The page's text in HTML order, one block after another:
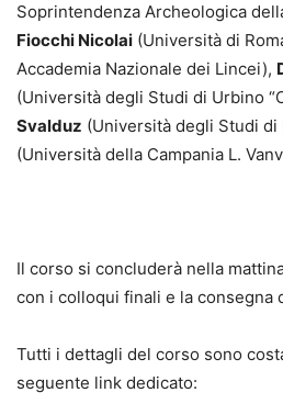
Soprintendenza Archeologica
Fiocchi Nicolai (Università di
Accademia Nazionale dei Lincei),
(Università degli Studi di Urbino
Svalduz (Università degli Studi di
(Università della Campania L.
Il corso si concluderà nella
con i colloqui finali e la consegna
Tutti i dettagli del corso sono
seguente link dedicato: